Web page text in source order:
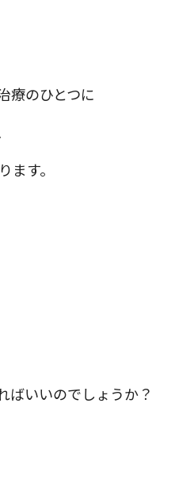
療のひとつに
ます。
ばいいのでしょうか？